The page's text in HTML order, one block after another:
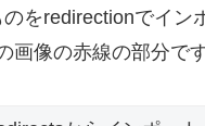
をredirectionでイン
像の赤線の部分です